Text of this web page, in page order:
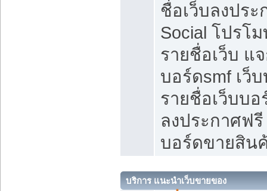
ชื่อเว็บลงปร
Social โปรโ
รายชื่อเว็บ แ
บอร์ดsmf เว็
รายชื่อเว็บบ
ลงประกาศฟรี
บอร์ดขายสิน
บริการ แนะนำเว็บขายของ